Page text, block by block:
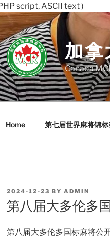
script, ASCII text )
加
Canada
Home 第七届世界麻将锦标
POSTED
ON
2024-12-23 BY ADMIN
第八届大多伦多
第八届大多伦多国标麻将公